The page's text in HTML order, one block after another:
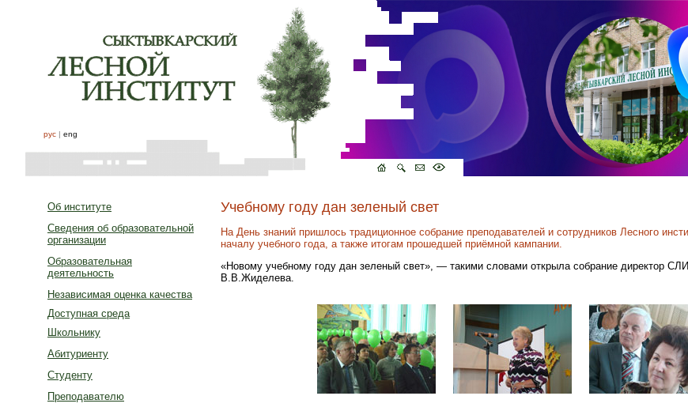
рус | eng
Об институте
Сведения об образовательной
организации
Образовательная
деятельность
Независимая оценка качества
Доступная среда
Школьнику
Абитуриенту
Студенту
Преподавателю
Учебному году дан зеленый свет
На День знаний пришлось традиционное собрание преподавателей и сотрудников Лесного
началу учебного года, а также итогам прошедшей приёмной кампании.
«Новому учебному году дан зеленый свет», — такими словами открыла собрание директор
В.В.Жиделева.